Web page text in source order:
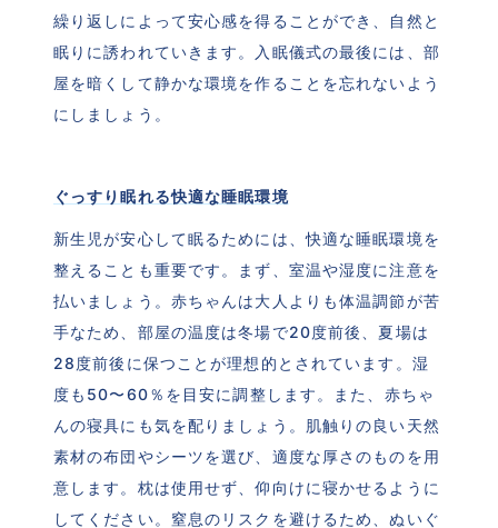
繰り返しによって安心感を得ることができ、自然と
眠りに誘われていきます。入眠儀式の最後には、部
屋を暗くして静かな環境を作ることを忘れないよう
にしましょう。
ぐっすり眠れる快適な睡眠環境
新生児が安心して眠るためには、快適な睡眠環境を
整えることも重要です。まず、室温や湿度に注意を
払いましょう。赤ちゃんは大人よりも体温調節が苦
手なため、部屋の温度は冬場で20度前後、夏場は
28度前後に保つことが理想的とされています。湿
度も50〜60％を目安に調整します。また、赤ちゃ
んの寝具にも気を配りましょう。肌触りの良い天然
素材の布団やシーツを選び、適度な厚さのものを用
意します。枕は使用せず、仰向けに寝かせるように
してください。窒息のリスクを避けるため、ぬいぐ